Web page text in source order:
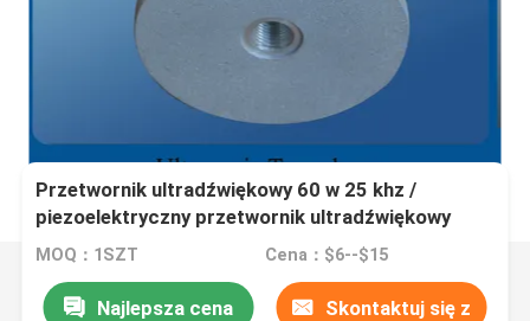
Przetwornik ultradźwiękowy 60 w 25 khz /
piezoelektryczny przetwornik ultradźwiękowy
MOQ：1SZT Cena：$6--$15
Najlepsza cena Skontaktuj się z